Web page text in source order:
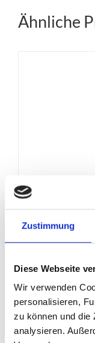
Zustimmung
Diese Webseite
Wir verwenden
personalisieren,
zu können und die
analysieren.
Ähnliche